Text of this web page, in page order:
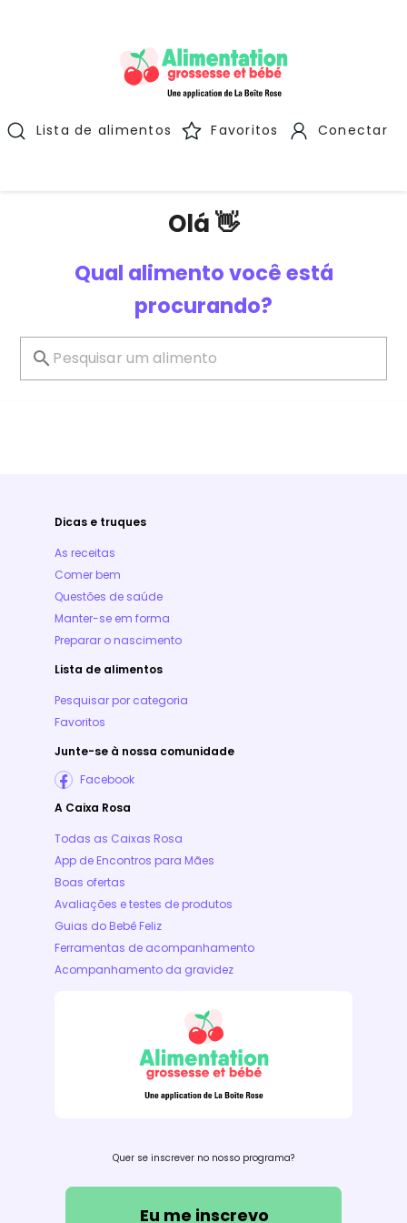
Lista de alimentos Favoritos Conectar
Olá 👋
Qual alimento você está
procurando?
Dicas e truques
As receitas
Comer bem
Questões de saúde
Manter-se em forma
Preparar o nascimento
Lista de alimentos
Pesquisar por categoria
Favoritos
Junte-se à nossa comunidade
Facebook
A Caixa Rosa
Todas as Caixas Rosa
App de Encontros para Mães
Boas ofertas
Avaliações e testes de produtos
Guias do Bebê Feliz
Ferramentas de acompanhamento
Acompanhamento da gravidez
Quer se inscrever no nosso programa?
Eu me inscrevo